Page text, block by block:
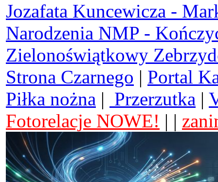
Jozafata Kuncewicza -
Narodzenia NMP -
Zielonoświątkowy
Strona Czarnego | Portal
Piłka nożna | Przerzutka |
Fotorelacje NOWE! | |